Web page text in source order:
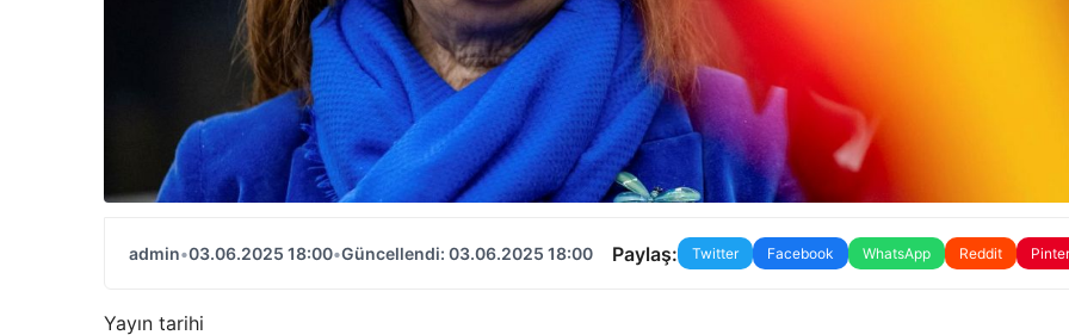
admin•03.06.2025 18:00•Güncellendi: 03.06.2025 18:00 Paylaş: Twitter Facebook WhatsApp Reddit
Yayın tarihi